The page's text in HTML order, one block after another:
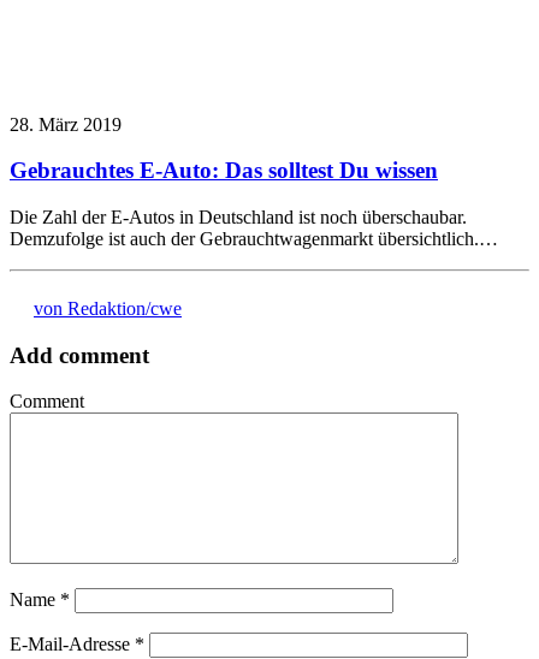
28. März 2019
Gebrauchtes E-Auto: Das solltest Du wissen
Die Zahl der E-Autos in Deutschland ist noch überschaubar.
Demzufolge ist auch der Gebrauchtwagenmarkt übersichtlich.…
von Redaktion/cwe
Add comment
Comment
Name *
E-Mail-Adresse *